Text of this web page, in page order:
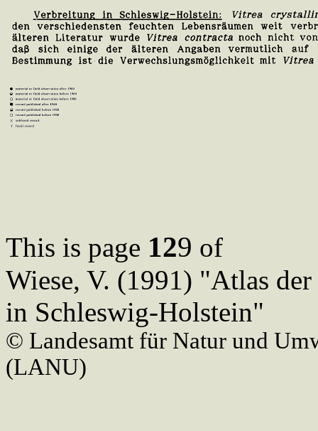
This is page 129 of
Wiese, V. (1991) "Atlas
in Schleswig-Holstein"
© Landesamt für Natur und
(LANU)